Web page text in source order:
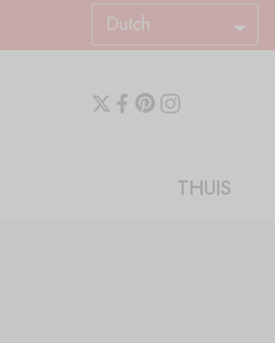
Dutch
THUIS